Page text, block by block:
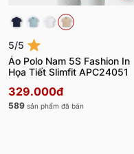
5/5
Áo Polo Nam 5S Fashion In
Họa Tiết Slimfit APC24051
329.000đ
589 sản phẩm đã bán